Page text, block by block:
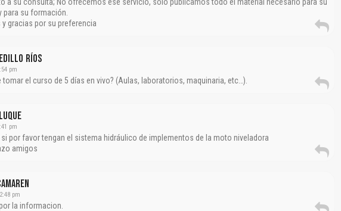
para su formación.
y gracias por su preferencia
Ríos
pm
tomar el curso de 5 días en vivo? (Aulas, laboratorios, maquinaria, etc…).
pm
si por favor tengan el sistema hidráulico de implementos de la moto niveladora
amigos
pm
la informacion.